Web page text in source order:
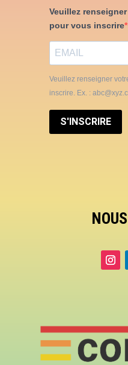
Veuillez
pour vous inscrire
Veuillez renseigner
inscrire. Ex. :
S'INSCRIRE